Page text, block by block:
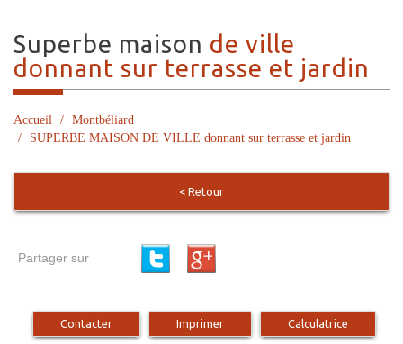
superbe maison de ville
donnant sur terrasse et jardin
Accueil
Montbéliard
SUPERBE MAISON DE VILLE donnant sur terrasse et jardin
< Retour
Partager sur
Contacter Imprimer Calculatrice